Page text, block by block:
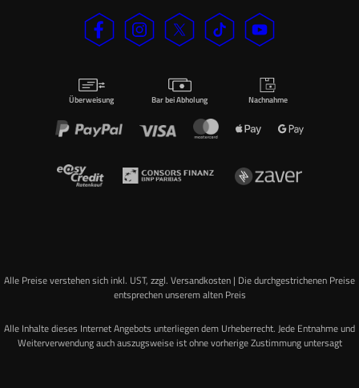
Überweisung Bar bei Abholung Nachnahme
Alle Preise verstehen sich inkl. UST, zzgl. Versandkosten | Die durchgestrichenen Preise
entsprechen unserem alten Preis
Alle Inhalte dieses Internet Angebots unterliegen dem Urheberrecht. Jede Entnahme und
Weiterverwendung auch auszugsweise ist ohne vorherige Zustimmung untersagt